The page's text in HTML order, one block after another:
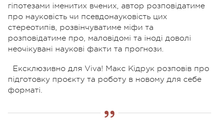
гіпотезами іменитих вчених, автор розповідатиме
про науковість чи псевдонауковість цих
стереотипів, розвінчуватиме міфи та
розповідатиме про, маловідомі та іноді доволі
неочікувані наукові факти та прогнози.
Ексклюзивно для Viva! Макс Кідрук розповів про
підготовку проєкту та роботу в новому для себе
форматі.